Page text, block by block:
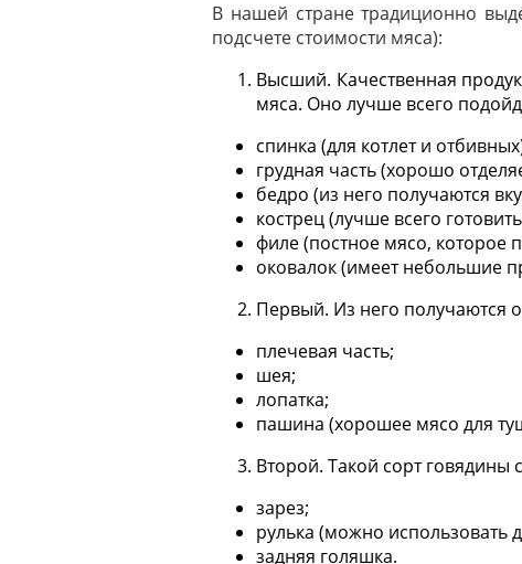
В нашей стране традиционно
подсчете стоимости мяса):
Высший. Качественная
мяса. Оно лучше всего
спинка (для котлет и
грудная часть (хорошо
бедро (из него получаются
кострец (лучше всего
филе (постное мясо, которое
оковалок (имеет небольшие
Первый. Из него получаются
плечевая часть;
шея;
лопатка;
пашина (хорошее мясо для
Второй. Такой сорт говядины
зарез;
рулька (можно использовать
задняя голяшка.